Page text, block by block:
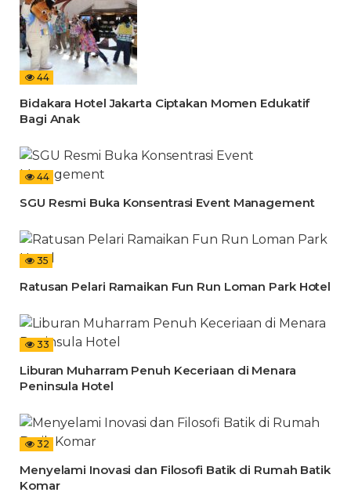
44
Bidakara Hotel Jakarta Ciptakan Momen Edukatif
Bagi Anak
44
SGU Resmi Buka Konsentrasi Event Management
35
Ratusan Pelari Ramaikan Fun Run Loman Park Hotel
33
Liburan Muharram Penuh Keceriaan di Menara
Peninsula Hotel
32
Menyelami Inovasi dan Filosofi Batik di Rumah Batik
Komar